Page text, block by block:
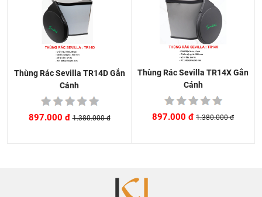
Thùng Rác Sevilla TR14D Gắn
Cánh
897.000 đ 1.380.000 đ
Thùng Rác Sevilla TR14X Gắn
Cánh
897.000 đ 1.380.000 đ